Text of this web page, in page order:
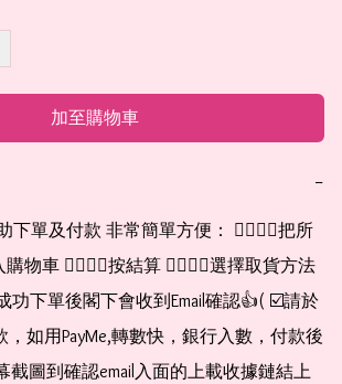
加至購物車
−
物車 👉🏻👉🏻按結算 👉🏻👉🏻選擇取貨方法
功下單後閣下會收到Email確認👍( ☑️請於
如用PayMe,轉數快，銀行入數，付款後
截圖到確認email入面的上載收據鏈結上